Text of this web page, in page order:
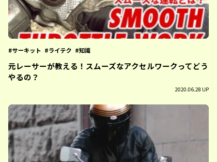
サーキット ライテク 知識
元レーサーが教える！スムーズなアクセルワークってどう
やるの？
2020.06.28 UP